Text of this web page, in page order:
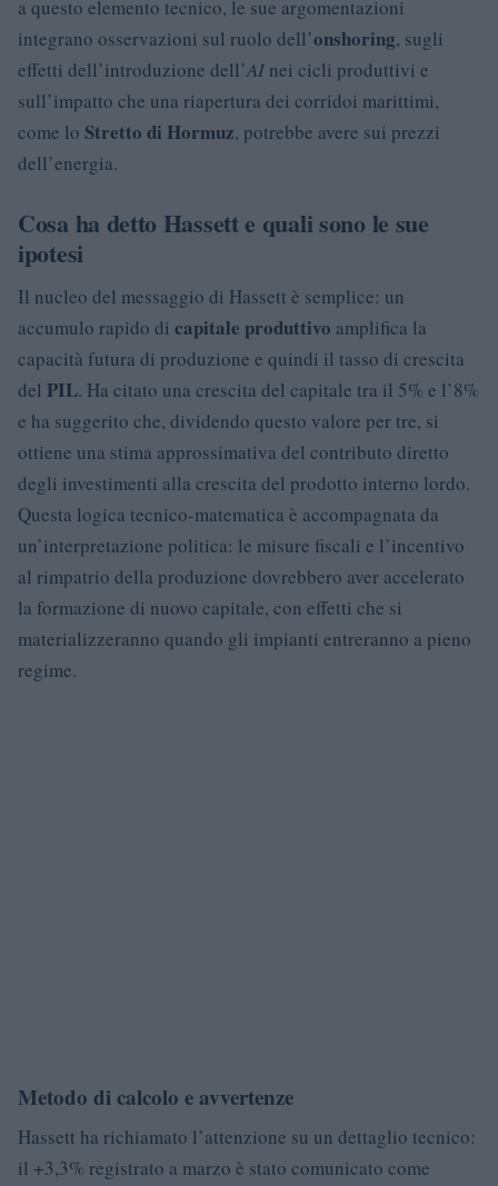
a questo elemento tecnico, le sue argomentazioni
integrano osservazioni sul ruolo dell’onshoring, sugli
effetti dell’introduzione dell’AI nei cicli produttivi e
sull’impatto che una riapertura dei corridoi marittimi,
come lo Stretto di Hormuz, potrebbe avere sui prezzi
dell’energia.
Cosa ha detto Hassett e quali sono le sue
ipotesi
Il nucleo del messaggio di Hassett è semplice: un
accumulo rapido di capitale produttivo amplifica la
capacità futura di produzione e quindi il tasso di crescita
del PIL. Ha citato una crescita del capitale tra il 5% e l’8%
e ha suggerito che, dividendo questo valore per tre, si
ottiene una stima approssimativa del contributo diretto
degli investimenti alla crescita del prodotto interno lordo.
Questa logica tecnico-matematica è accompagnata da
un’interpretazione politica: le misure fiscali e l’incentivo
al rimpatrio della produzione dovrebbero aver accelerato
la formazione di nuovo capitale, con effetti che si
materializzeranno quando gli impianti entreranno a pieno
regime.
Metodo di calcolo e avvertenze
Hassett ha richiamato l’attenzione su un dettaglio tecnico:
il +3,3% registrato a marzo è stato comunicato come